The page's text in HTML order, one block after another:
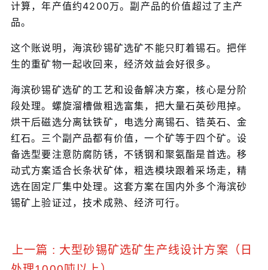
计算，年产值约4200万。副产品的价值超过了主产
品。
这个账说明，海滨砂锡矿选矿不能只盯着锡石。把伴
生的重矿物一起收回来，经济效益会好很多。
海滨砂锡矿选矿的工艺和设备解决方案，核心是分阶
段处理。螺旋溜槽做粗选富集，把大量石英砂甩掉。
烘干后磁选分离钛铁矿，电选分离锡石、锆英石、金
红石。三个副产品都有价值，一个矿等于四个矿。设
备选型要注意防腐防锈，不锈钢和聚氨酯是首选。移
动式方案适合长条状矿体，粗选模块跟着采场走，精
选在固定厂集中处理。这套方案在国内外多个海滨砂
锡矿上验证过，技术成熟、经济可行。
上一篇 : 大型砂锡矿选矿生产线设计方案（日